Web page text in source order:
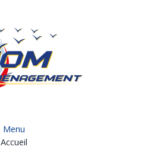
Menu
Accueil